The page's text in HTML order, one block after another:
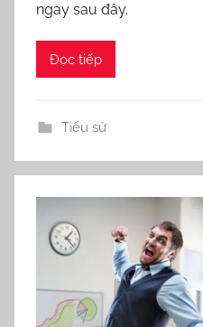
ngay sau đây.
Đọc tiếp
Tiểu sử